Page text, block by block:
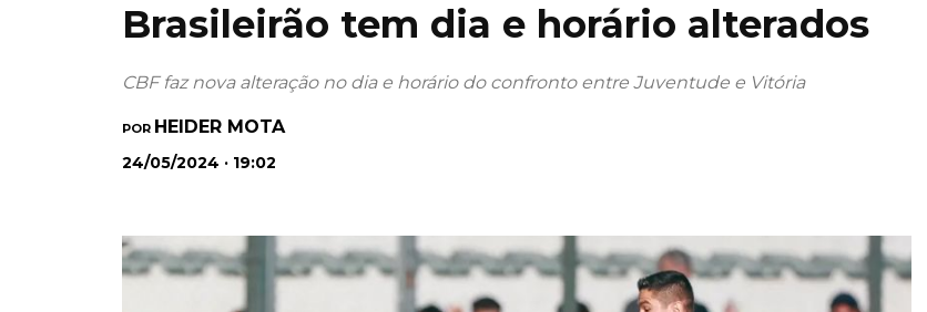
Brasileirão tem dia e horário alterados
CBF faz nova alteração no dia e horário do confronto entre Juventude e Vitória
POR HEIDER MOTA
24/05/2024 · 19:02